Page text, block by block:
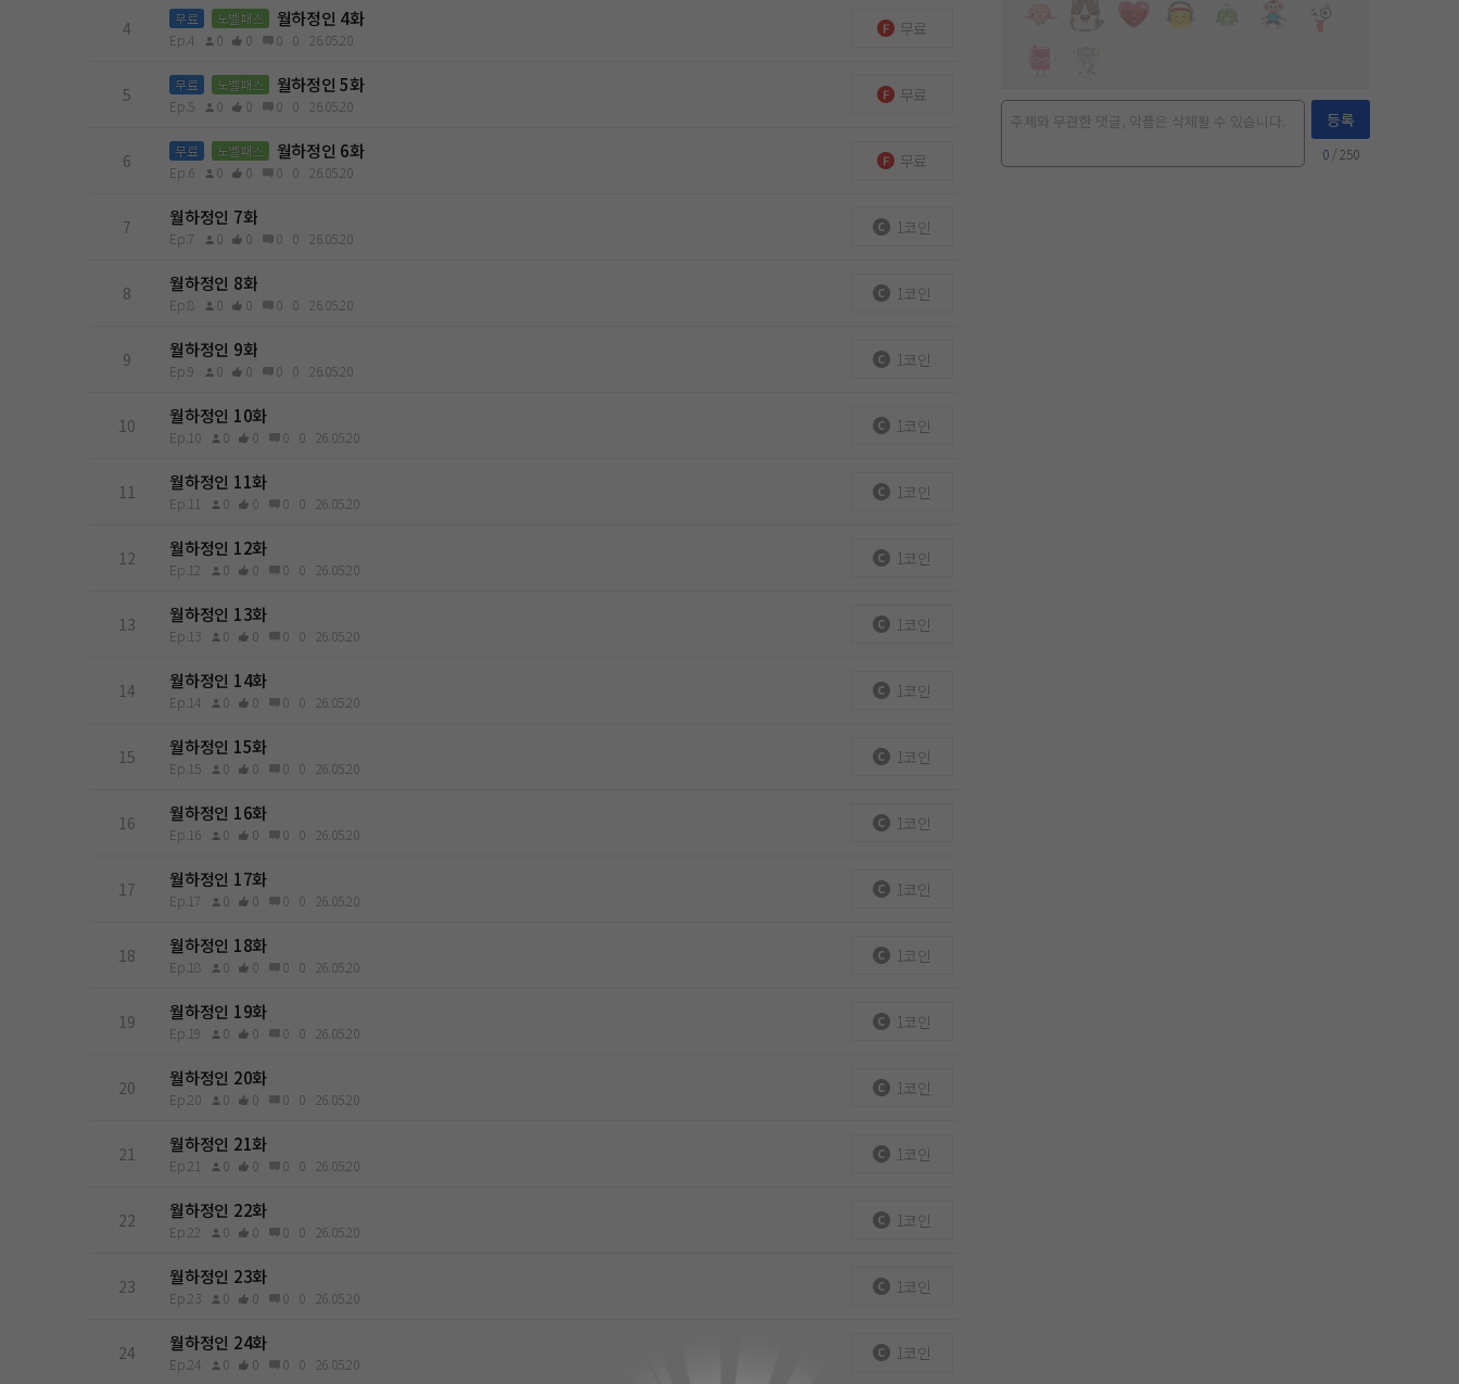
4 무료 노벨패스 월하정인 4화
Ep.4 0 0 0 0 26.05.20
무료
5 무료 노벨패스 월하정인 5화
Ep.5 0 0 0 0 26.05.20
무료
6 무료 노벨패스 월하정인 6화
Ep.6 0 0 0 0 26.05.20
무료
7 월하정인 7화
Ep.7 0 0 0 0 26.05.20
1코인
8 월하정인 8화
Ep.8 0 0 0 0 26.05.20
1코인
9 월하정인 9화
Ep.9 0 0 0 0 26.05.20
1코인
10 월하정인 10화
Ep.10 0 0 0 0 26.05.20
1코인
11 월하정인 11화
Ep.11 0 0 0 0 26.05.20
1코인
12 월하정인 12화
Ep.12 0 0 0 0 26.05.20
1코인
13 월하정인 13화
Ep.13 0 0 0 0 26.05.20
1코인
14 월하정인 14화
Ep.14 0 0 0 0 26.05.20
1코인
15 월하정인 15화
Ep.15 0 0 0 0 26.05.20
1코인
16 월하정인 16화
Ep.16 0 0 0 0 26.05.20
1코인
17 월하정인 17화
Ep.17 0 0 0 0 26.05.20
1코인
18 월하정인 18화
Ep.18 0 0 0 0 26.05.20
1코인
19 월하정인 19화
Ep.19 0 0 0 0 26.05.20
1코인
20 월하정인 20화
Ep.20 0 0 0 0 26.05.20
1코인
21 월하정인 21화
Ep.21 0 0 0 0 26.05.20
1코인
22 월하정인 22화
Ep.22 0 0 0 0 26.05.20
1코인
23 월하정인 23화
Ep.23 0 0 0 0 26.05.20
1코인
24 월하정인 24화
Ep.24 0 0 0 0 26.05.20
1코인
등록
0 / 250